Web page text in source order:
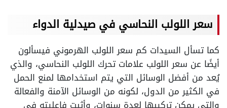
سعر اللولب النحاسي في صيدلية الدواء
كما تسأل السيدات كم سعر اللولب الهرموني فيسألون
أيضًا عن سعر اللولب علامات تحرك اللولب النحاسي، والذي
يُعد من أفضل الوسائل التي يتم استخدامها لمنع الحمل
في الكثير من الدول، لكونه من الوسائل الآمنة والفعالة
والتي يمكن تركيبها لعدة سنوات، وأثبت فاعليته في